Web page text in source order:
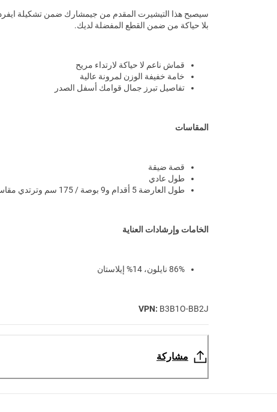
سيصبح هذا التيشيرت المقدم من جيمشارك ضمن تشكيلة
بلا حياكة من ضمن القطع المفضلة لديك.
قماش ناعم لا حياكة لارتداء مريح
خامة خفيفة الوزن لمرونة عالية
تفاصيل تبرز جمال قوامك أسفل الصدر
المقاسات
قصة ضيقة
طول عادي
طول العارضة 5 أقدام و9 بوصة / 175 سم وترتدي مقاس S
الخامات وإرشادات العناية
86% نايلون، 14% إيلاستان
VPN: B3B1O-BB2J
مشاركة